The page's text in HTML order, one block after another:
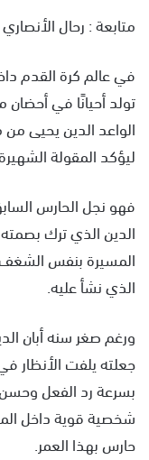
متابعة : رحال
في عالم كرة القدم
تولد أحيانًا في
ليؤكد المقولة
فهو نجل الحارس
الدين الذي ترك
المسيرة بنفس
الذي نشأ عليه.
ورغم صغر سنه أبان
جعلته يلفت الأنظار
بسرعة رد الفعل وحسن
شخصية قوية داخل
حارس بهذا العمر.